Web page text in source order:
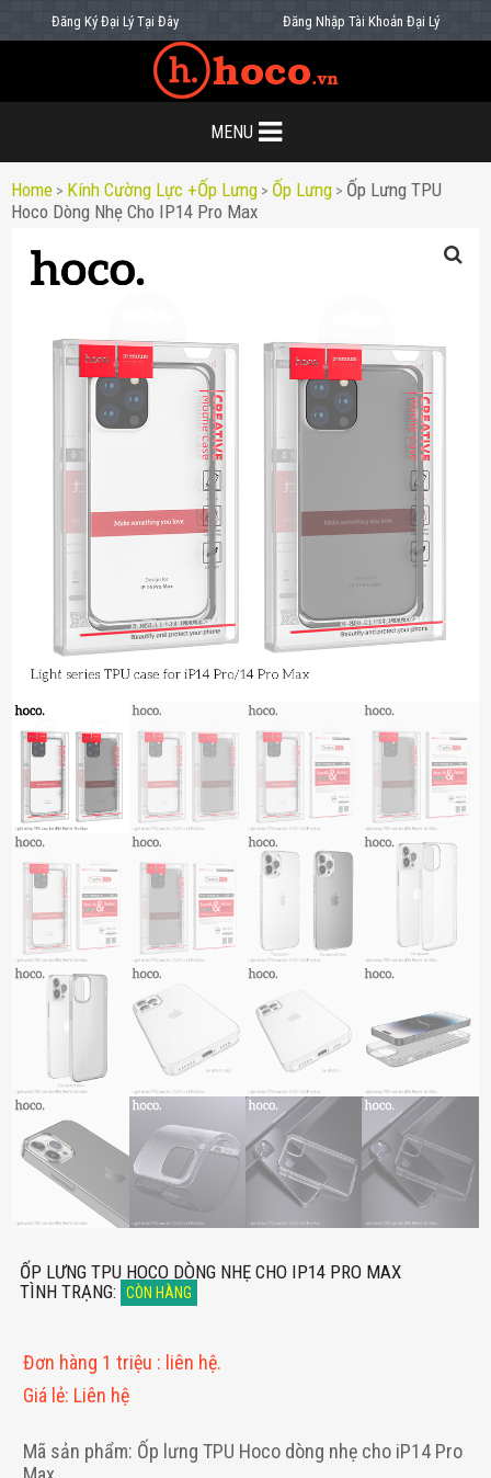
Đăng Ký Đại Lý Tại Đây Đăng Nhập Tài Khoản Đại Lý
MENU
Home > Kính Cường Lực +ốp Lưng > Ốp Lưng > Ốp Lưng TPU
Hoco Dòng Nhẹ Cho IP14 Pro Max
ỐP LƯNG TPU HOCO DÒNG NHẸ CHO IP14 PRO MAX
TÌNH TRẠNG: CÒN HÀNG
Đơn hàng 1 triệu : liên hệ.
Giá lẻ: Liên hệ
Mã sản phẩm: Ốp lưng TPU Hoco dòng nhẹ cho iP14 Pro